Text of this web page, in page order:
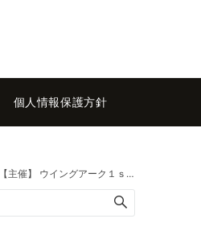
個人情報保護方針
式会社、株式会社システナ 【協力】 伊藤忠商事株式会社